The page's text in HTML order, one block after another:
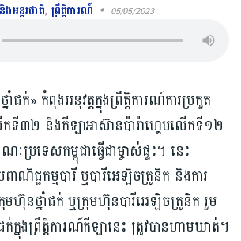
អន្តរជាតិ, ព្រឹត្តិការណ៍ 05/05/2023
ាំជក់» ​កំពុងអនុវត្តក្នុងព្រឹត្តិការណ៍ការប្រកួត
ទី៣២ និងកីឡាអាស៊ានប៉ារ៉ាហ្គេមលើកទី១២
រទេស​កម្ពុជា​ធ្វើជា​ម្ចាស់ផ្ទះ។ នេះ
ាណិជ្ជកម្មបារី ឬបារីអេឡិចត្រូនិក និងការ
រុមហ៊ុនថ្នាំជក់ ឬក្រុមហ៊ុនបារីអេឡិចត្រូនិក រួម
ជក់ក្នុង​ព្រឹត្តិការណ៍​កីឡានេះ ត្រូវបានហាមឃាត់។